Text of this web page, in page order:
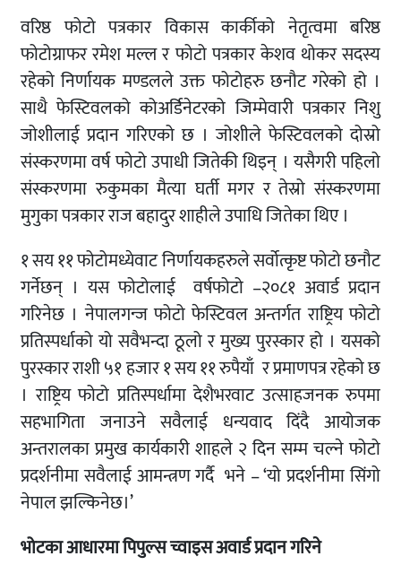
वरिष्ठ फोटो पत्रकार विकास कार्कीको नेतृत्वमा बरिष्ठ
फोटोग्राफर रमेश मल्ल र फोटो पत्रकार केशव थोकर सदस्य
रहेको निर्णायक मण्डलले उक्त फोटोहरु छनौट गरेको हो ।
साथै फेस्टिवलको कोअर्डिनेटरको जिम्मेवारी पत्रकार निशु
जोशीलाई प्रदान गरिएको छ । जोशीले फेस्टिवलको दोस्रो
संस्करणमा वर्ष फोटो उपाधी जितेकी थिइन् । यसैगरी पहिलो
संस्करणमा रुकुमका मैत्या घर्ती मगर र तेस्रो संस्करणमा
मुगुका पत्रकार राज बहादुर शाहीले उपाधि जितेका थिए ।
१ सय ११ फोटोमध्येवाट निर्णायकहरुले सर्वोत्कृष्ट फोटो छनौट
गर्नेछन् । यस फोटोलाई वर्षफोटो –२०८१ अवार्ड प्रदान
गरिनेछ । नेपालगन्ज फोटो फेस्टिवल अन्तर्गत राष्ट्रिय फोटो
प्रतिस्पर्धाको यो सवैभन्दा ठूलो र मुख्य पुरस्कार हो । यसको
पुरस्कार राशी ५१ हजार १ सय ११ रुपैयाँ र प्रमाणपत्र रहेको छ
। राष्ट्रिय फोटो प्रतिस्पर्धामा देशैभरवाट उत्साहजनक रुपमा
सहभागिता जनाउने सवैलाई धन्यवाद दिंदै आयोजक
अन्तरालका प्रमुख कार्यकारी शाहले २ दिन सम्म चल्ने फोटो
प्रदर्शनीमा सवैलाई आमन्त्रण गर्दै भने – ‘यो प्रदर्शनीमा सिंगो
नेपाल झल्किनेछ।’
भोटका आधारमा पिपुल्स च्वाइस अवार्ड प्रदान गरिने